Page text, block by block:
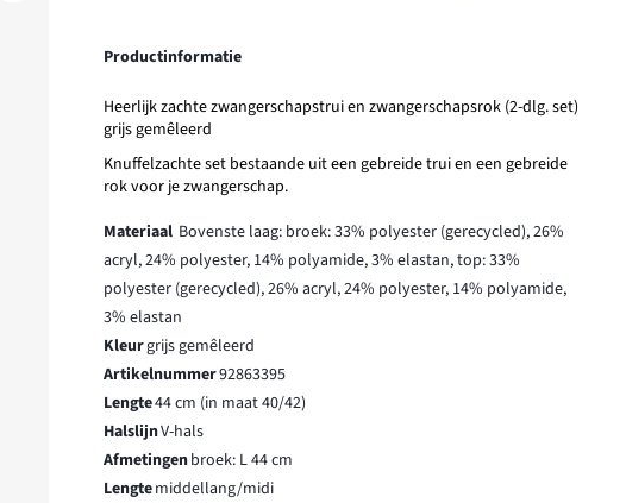
Productinformatie
Heerlijk zachte zwangerschapstrui en zwangerschapsrok (2-dlg. set)
grijs gemêleerd
Knuffelzachte set bestaande uit een gebreide trui en een gebreide
rok voor je zwangerschap.
Materiaal Bovenste laag: broek: 33% polyester (gerecycled), 26%
acryl, 24% polyester, 14% polyamide, 3% elastan, top: 33%
polyester (gerecycled), 26% acryl, 24% polyester, 14% polyamide,
3% elastan
Kleurgrijs gemêleerd
Artikelnummer92863395
Lengte44 cm (in maat 40/42)
HalslijnV-hals
Afmetingenbroek: L 44 cm
Lengtemiddellang/midi